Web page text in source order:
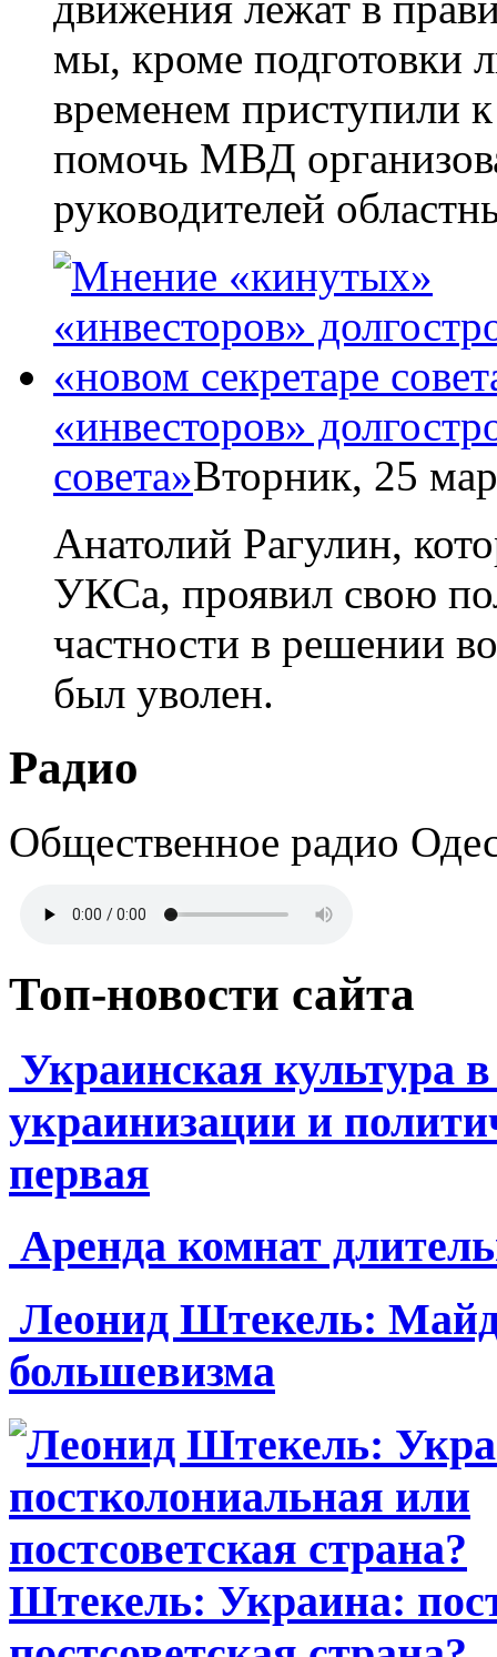
Вообще я планировал
день назначения
три варианта как нас
движения лежат в
мы, кроме подготовки
временем приступили
помочь МВД
руководителей
«инвесторов»
совета»Вторник,25
Анатолий Рагулин,
УКСа, проявил свою
был уволен.
Радио
Общественное радио
Топ-новости сайта
Украинская культура
украинизации и
первая